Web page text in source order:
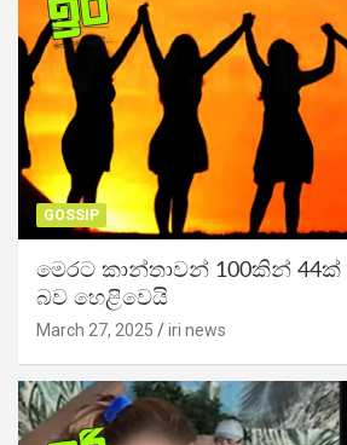
GOSSIP
මෙරට කාන්තාවන් 100කින් 44ක්
බව හෙළිවෙයි
March 27, 2025 iri news